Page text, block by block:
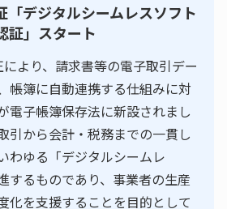
デジタルシームレスソフト
証」スタート
より、請求書等の電子取引デー
帳簿に自動連携する仕組みに対
電子帳簿保存法に新設されまし
引から会計・税務までの一貫し
わゆる「デジタルシームレ
するものであり、事業者の生産
化を支援することを目的として